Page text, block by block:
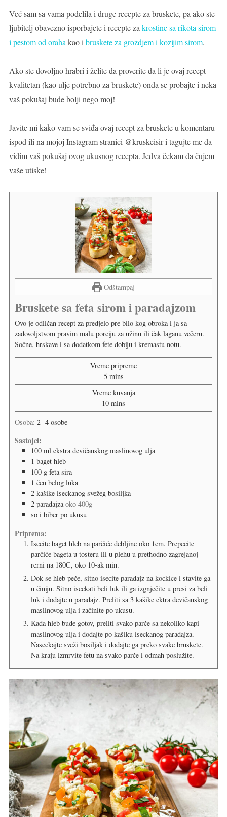
Već sam sa vama podelila i druge recepte za bruskete, pa ako ste
ljubitelj obavezno isporbajete i recepte za krostine sa rikota sirom
i pestom od oraha kao i bruskete za grozdjem i kozijim sirom.
Ako ste dovoljno hrabri i želite da proverite da li je ovaj recept
kvalitetan (kao ulje potrebno za bruskete) onda se probajte i neka
vaš pokušaj bude bolji nego moj!
Javite mi kako vam se sviđa ovaj recept za bruskete u komentaru
ispod ili na mojoj Instagram stranici @kruskeisir i tagujte me da
vidim vaš pokušaj ovog ukusnog recepta. Jedva čekam da čujem
vaše utiske!
Odštampaj
Bruskete sa feta sirom i paradajzom
Ovo je odličan recept za predjelo pre bilo kog obroka i ja sa
zadovoljstvom pravim malu porciju za užinu ili čak laganu večeru.
Sočne, hrskave i sa dodatkom fete dobiju i kremastu notu.
Vreme pripreme
5 mins
Vreme kuvanja
10 mins
Osoba: 2 -4 osobe
Sastojci:
100 ml ekstra devičanskog maslinovog ulja
1 baget hleb
100 g feta sira
1 čen belog luka
2 kašike iseckanog svežeg bosiljka
2 paradajza oko 400g
so i biber po ukusu
Priprema:
Isecite baget hleb na parčiće debljine oko 1cm. Prepecite
parčiće bageta u tosteru ili u plehu u prethodno zagrejanoj
rerni na 180C, oko 10-ak min.
Dok se hleb peče, sitno isecite paradajz na kockice i stavite ga
u činiju. Sitno iseckati beli luk ili ga izgnječite u presi za beli
luk i dodajte u paradajz. Preliti sa 3 kašike ektra devičanskog
maslinovog ulja i začinite po ukusu.
Kada hleb bude gotov, preliti svako parče sa nekoliko kapi
maslinovog ulja i dodajte po kašiku iseckanog paradajza.
Naseckajte sveži bosiljak i dodajte ga preko svake bruskete.
Na kraju izmrvite fetu na svako parče i odmah poslužite.